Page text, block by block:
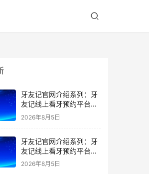
牙友记官网介绍系列：牙
友记线上看牙预约平台是
干什么的？靠谱吗？
2026年8月5日
牙友记官网介绍系列：牙
友记线上看牙预约平台让
看牙不再靠运气
2026年8月5日